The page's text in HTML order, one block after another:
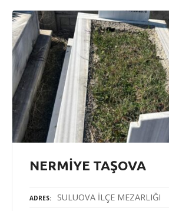
NERMİYE TAŞOVA
ADRES SULUOVA İLÇE MEZARLIĞI